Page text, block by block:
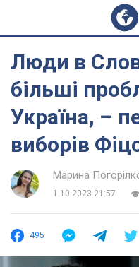
Люди в
більші
Україна, –
виборів
Марина
1.10.2023 21:57
495